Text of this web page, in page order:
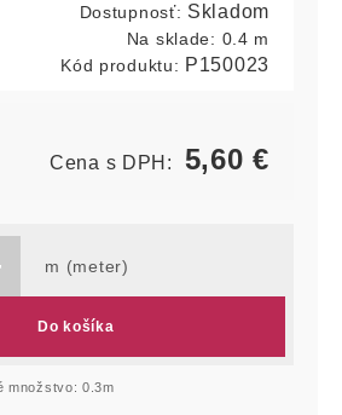
Dostupnosť: Skladom
Na sklade: 0.4 m
Kód produktu: P150023
Cena s DPH: 5,60€
m (meter)
Do košíka
množstvo: 0.3m